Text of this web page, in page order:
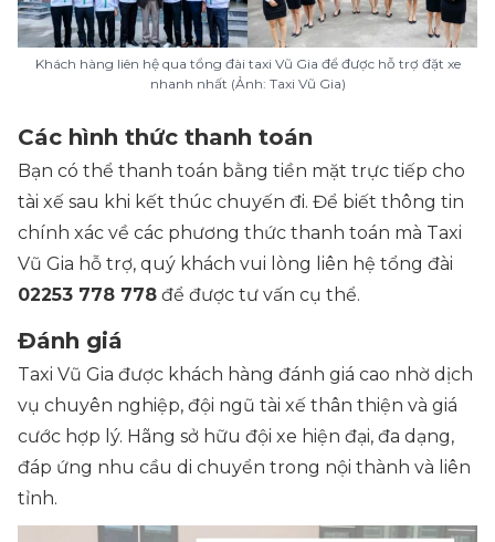
Khách hàng liên hệ qua tổng đài taxi Vũ Gia để được hỗ trợ đặt xe
nhanh nhất (Ảnh: Taxi Vũ Gia)
Các hình thức thanh toán
Bạn có thể thanh toán bằng tiền mặt trực tiếp cho
tài xế sau khi kết thúc chuyến đi. Để biết thông tin
chính xác về các phương thức thanh toán mà Taxi
Vũ Gia hỗ trợ, quý khách vui lòng liên hệ tổng đài
02253 778 778 để được tư vấn cụ thể.
Đánh giá
Taxi Vũ Gia được khách hàng đánh giá cao nhờ dịch
vụ chuyên nghiệp, đội ngũ tài xế thân thiện và giá
cước hợp lý. Hãng sở hữu đội xe hiện đại, đa dạng,
đáp ứng nhu cầu di chuyển trong nội thành và liên
tỉnh.